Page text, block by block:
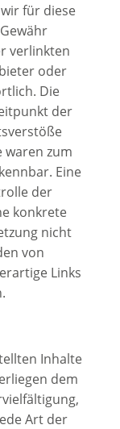
für diese
verlinkten
oder
Die
der
waren zum
Eine
der
konkrete
nicht
von
Links
Inhalte
dem
Art der